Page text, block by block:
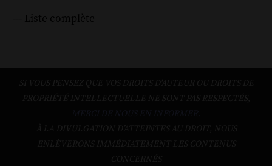
--- Liste complète